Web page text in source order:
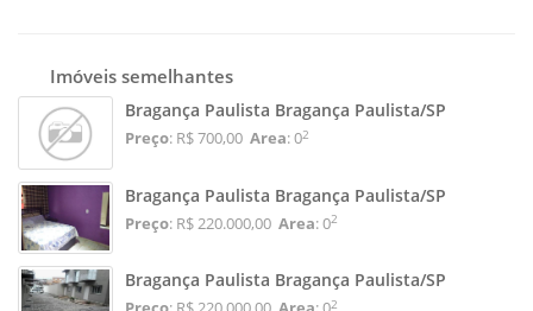
Imóveis semelhantes
Bragança Paulista Bragança Paulista/SP
Preço: R$ 700,00 Area: 02
Bragança Paulista Bragança Paulista/SP
Preço: R$ 220.000,00 Area: 02
Bragança Paulista Bragança Paulista/SP
2